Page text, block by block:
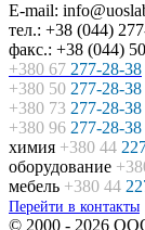
E-mail:
тел.: +38 (044)
факс.: +38 (044)
+380 67 277-28-38
+380 50 277-28-38
+380 73 277-28-38
+380 96 277-28-38
химия +380 44
оборудование
мебель +380 44
Перейти в контакты
© 2000 - 2026